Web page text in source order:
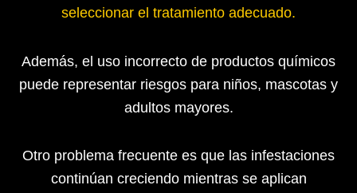
seleccionar el tratamiento adecuado.
Además, el uso incorrecto de productos químicos
puede representar riesgos para niños, mascotas y
adultos mayores.
Otro problema frecuente es que las infestaciones
continúan creciendo mientras se aplican